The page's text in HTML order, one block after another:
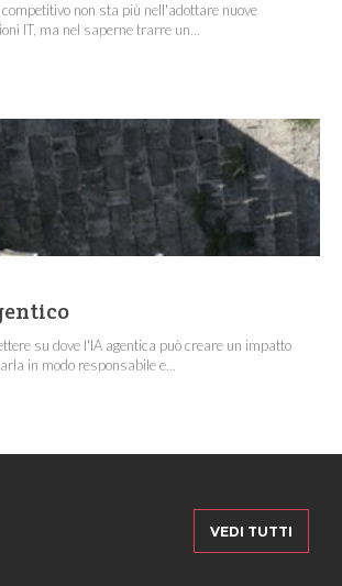
non sta più nell'adottare nuove
IT, ma nel saperne trarre un...
su dove l'IA agentica può creare un impatto
in modo responsabile e...
VEDI TUTTI